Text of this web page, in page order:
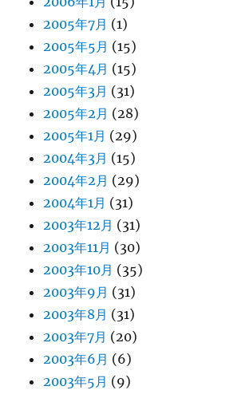
2005年7月 (1)
2005年5月 (15)
2005年4月 (15)
2005年3月 (31)
2005年2月 (28)
2005年1月 (29)
2004年3月 (15)
2004年2月 (29)
2004年1月 (31)
2003年12月 (31)
2003年11月 (30)
2003年10月 (35)
2003年9月 (31)
2003年8月 (31)
2003年7月 (20)
2003年6月 (6)
2003年5月 (9)